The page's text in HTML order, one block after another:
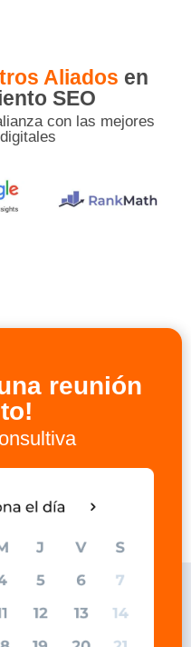
Aliados en
SEO
con las mejores
reunión